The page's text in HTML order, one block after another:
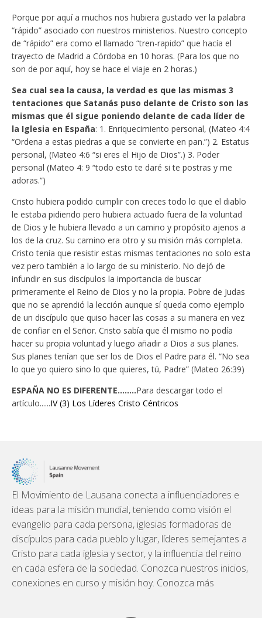
Porque por aquí a muchos nos hubiera gustado ver la palabra
“rápido” asociado con nuestros ministerios. Nuestro concepto
de “rápido” era como el llamado “tren-rapido” que hacía el
trayecto de Madrid a Córdoba en 10 horas. (Para los que no
son de por aquí, hoy se hace el viaje en 2 horas.)
Sea cual sea la causa, la verdad es que las mismas 3
tentaciones que Satanás puso delante de Cristo son las
mismas que él sigue poniendo delante de cada líder de
la Iglesia en España: 1. Enriquecimiento personal, (Mateo 4:4
“Ordena a estas piedras a que se convierte en pan.”) 2. Estatus
personal, (Mateo 4:6 “si eres el Hijo de Dios”.) 3. Poder
personal (Mateo 4: 9 “todo esto te daré si te postras y me
adoras.”)
Cristo hubiera podido cumplir con creces todo lo que el diablo
le estaba pidiendo pero hubiera actuado fuera de la voluntad
de Dios y le hubiera llevado a un camino y propósito ajenos a
los de la cruz. Su camino era otro y su misión más completa.
Cristo tenía que resistir estas mismas tentaciones no solo esta
vez pero también a lo largo de su ministerio. No dejó de
infundir en sus discípulos la importancia de buscar
primeramente el Reino de Dios y no la propia. Pobre de Judas
que no se aprendió la lección aunque sí queda como ejemplo
de un discípulo que quiso hacer las cosas a su manera en vez
de confiar en el Señor. Cristo sabía que él mismo no podía
hacer su propia voluntad y luego añadir a Dios a sus planes.
Sus planes tenían que ser los de Dios el Padre para él. “No sea
lo que yo quiero sino lo que quieres, tú, Padre” (Mateo 26:39)
ESPAÑA NO ES DIFERENTE........Para descargar todo el
artículo......IV (3) Los Líderes Cristo Céntricos
El Movimiento de Lausana conecta a influenciadores e
ideas para la misión mundial, teniendo como visión el
evangelio para cada persona, iglesias formadoras de
discípulos para cada pueblo y lugar, líderes semejantes a
Cristo para cada iglesia y sector, y la influencia del reino
en cada esfera de la sociedad. Conozca nuestros inicios,
conexiones en curso y misión hoy. Conozca más